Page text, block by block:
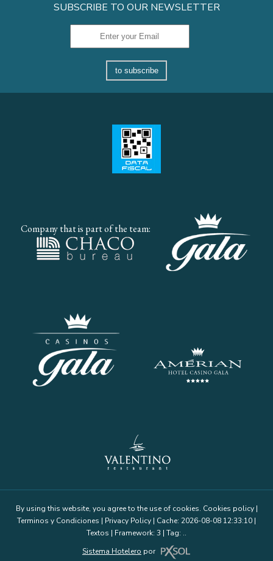
SUBSCRIBE TO OUR NEWSLETTER
to subscribe
Company that is part of the team:
By using this website, you agree to the use of cookies. Cookies policy|
Terminos y Condiciones | Privacy Policy | Cache: 2026-08-08 12:33:10 |
Textos | Framework: 3 | Tag: ..
Sistema Hotelero por